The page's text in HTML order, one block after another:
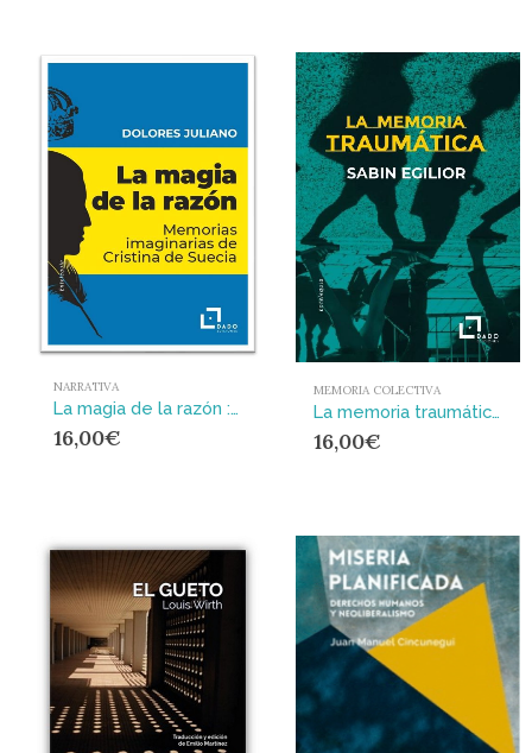
NARRATIVA
La magia de la razón : Memorias imaginarias de Cristina de Suecia
16,00€
MEMORIA COLECTIVA
La memoria traumática : La Shoah, la represión de las dictaduras latinoamericanas y los desaparecidos del franquismo como experiencias de un nuevo fenómeno emergente en el siglo XXI
16,00€